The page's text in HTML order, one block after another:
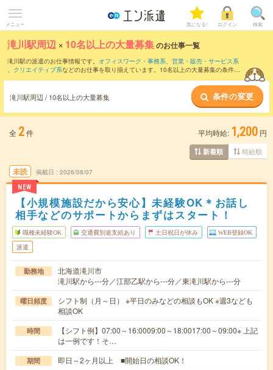
メニュー 気になる! ログイン 検索
滝川駅周辺 × 10名以上の大量募集のお仕事一覧
滝川駅の派遣のお仕事情報です。 オフィスワーク・事務系、 営業・販売・サービス系
、 クリエイティブ系などのお仕事を取り揃えています。10名以上の大量募集の条件の
滝川駅周辺 / 10名以上の大量募集 条件の変更
全 2件 平均時給: 1,200 円
新着順 時給順
未読
NEW
掲載日 2026/08/07
【小規模施設だから安心】未経験OK＊お話し
相手などのサポートからまずはスタート！
職種未経験OK 交通費別途支給あり 土日祝日が休み WEB登録OK
派遣
勤務地
北海道滝川市
滝川駅から---分／江部乙駅から---分／東滝川駅から---分
曜日頻度
シフト制（月～日） ※平日のみなどの相談もOK ※週3なども
相談OK
時間
【シフト例】07:00～16:0009:00～18:0017:00～09:00※ 上記
は一例です！そ…
期間 即日～2ヶ月以上 ■開始日の相談OK！